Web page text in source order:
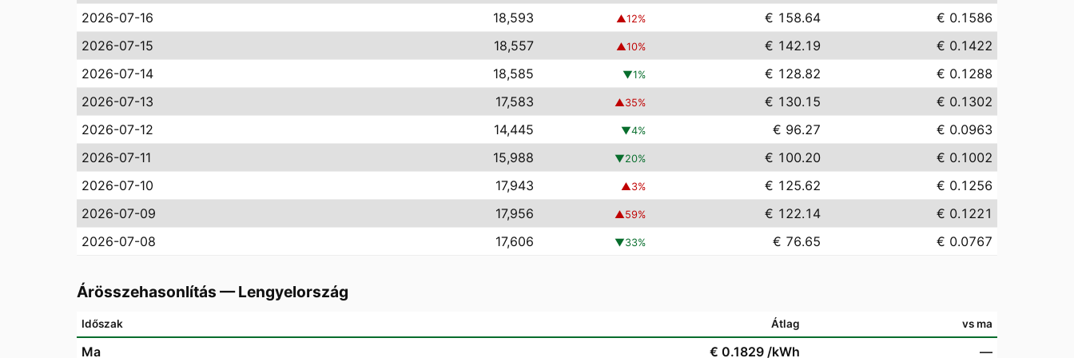
2026-07-16 18,593 ▲12% € 158.64
€ 0.1586
2026-07-15
18,557 ▲10% € 142.19
€ 0.1422
2026-07-14
18,585 ▼1% € 128.82
€ 0.1288
2026-07-13
17,583 ▲35% € 130.15
€ 0.1302
2026-07-12
14,445 ▼4% € 96.27
€ 0.0963
2026-07-11
15,988 ▼20% € 100.20
€ 0.1002
2026-07-10
17,943 ▲3% € 125.62
€ 0.1256
2026-07-09
17,956 ▲59% € 122.14
€ 0.1221
2026-07-08
17,606 ▼33% € 76.65 € 0.0767
Árösszehasonlítás —Lengyelország
Időszak Átlag vs ma
Ma € 0.1829 /kWh —